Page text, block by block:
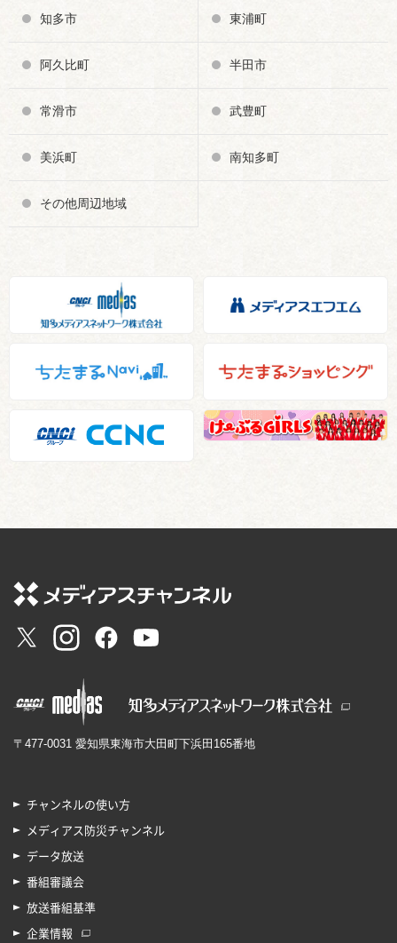
知多市 東浦町
阿久比町 半田市
常滑市 武豊町
美浜町 南知多町
その他周辺地域
〒477-0031 愛知県東海市大田町下浜田165番地
チャンネルの使い方
メディアス防災チャンネル
データ放送
番組審議会
放送番組基準
企業情報